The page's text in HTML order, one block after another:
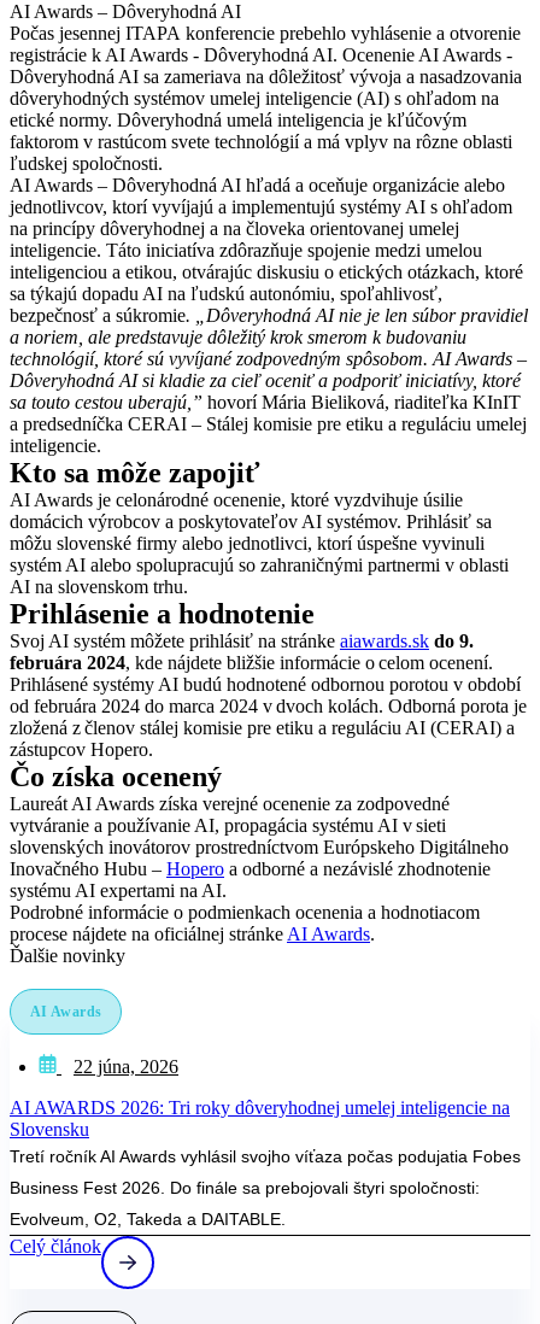
AI Awards – Dôveryhodná AI
Počas jesennej ITAPA konferencie prebehlo vyhlásenie a otvorenie
registrácie k AI Awards - Dôveryhodná AI. Ocenenie AI Awards -
Dôveryhodná AI sa zameriava na dôležitosť vývoja a nasadzovania
dôveryhodných systémov umelej inteligencie (AI) s ohľadom na
etické normy. Dôveryhodná umelá inteligencia je kľúčovým
faktorom v rastúcom svete technológií a má vplyv na rôzne oblasti
ľudskej spoločnosti.
AI Awards – Dôveryhodná AI hľadá a oceňuje organizácie alebo
jednotlivcov, ktorí vyvíjajú a implementujú systémy AI s ohľadom
na princípy dôveryhodnej a na človeka orientovanej umelej
inteligencie. Táto iniciatíva zdôrazňuje spojenie medzi umelou
inteligenciou a etikou, otvárajúc diskusiu o etických otázkach, ktoré
sa týkajú dopadu AI na ľudskú autonómiu, spoľahlivosť,
bezpečnosť a súkromie. „Dôveryhodná AI nie je len súbor pravidiel
a noriem, ale predstavuje dôležitý krok smerom k budovaniu
technológií, ktoré sú vyvíjané zodpovedným spôsobom. AI Awards –
Dôveryhodná AI si kladie za cieľ oceniť a podporiť iniciatívy, ktoré
sa touto cestou uberajú,” hovorí Mária Bieliková, riaditeľka KInIT
a predsedníčka CERAI – Stálej komisie pre etiku a reguláciu umelej
inteligencie.
Kto sa môže zapojiť
AI Awards je celonárodné ocenenie, ktoré vyzdvihuje úsilie
domácich výrobcov a poskytovateľov AI systémov. Prihlásiť sa
môžu slovenské firmy alebo jednotlivci, ktorí úspešne vyvinuli
systém AI alebo spolupracujú so zahraničnými partnermi v oblasti
AI na slovenskom trhu.
Prihlásenie a hodnotenie
Svoj AI systém môžete prihlásiť na stránke aiawards.sk do 9.
februára 2024, kde nájdete bližšie informácie o celom ocenení.
Prihlásené systémy AI budú hodnotené odbornou porotou v období
od februára 2024 do marca 2024 v dvoch kolách. Odborná porota je
zložená z členov stálej komisie pre etiku a reguláciu AI (CERAI) a
zástupcov Hopero.
Čo získa ocenený
Laureát AI Awards získa verejné ocenenie za zodpovedné
vytváranie a používanie AI, propagácia systému AI v sieti
slovenských inovátorov prostredníctvom Európskeho Digitálneho
Inovačného Hubu – Hopero a odborné a nezávislé zhodnotenie
systému AI expertami na AI.
Podrobné informácie o podmienkach ocenenia a hodnotiacom
procese nájdete na oficiálnej stránke AI Awards.
Ďalšie novinky
AI Awards
22 júna, 2026
AI AWARDS 2026: Tri roky dôveryhodnej umelej inteligencie na
Slovensku
Tretí ročník AI Awards vyhlásil svojho víťaza počas podujatia Fobes
Business Fest 2026. Do finále sa prebojovali štyri spoločnosti:
Evolveum, O2, Takeda a DAITABLE.
Celý článok